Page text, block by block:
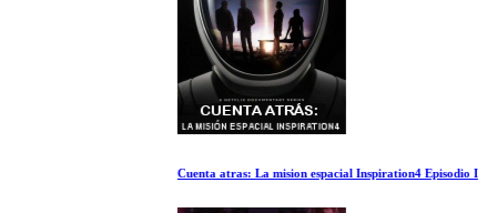
Cuenta atras: La mision espacial Inspiration4 Episodio I